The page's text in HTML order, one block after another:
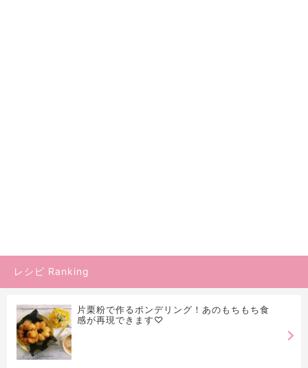
レシピ Ranking
片栗粉で作るポンデリング！あのもちもち食
感が再現できます♡